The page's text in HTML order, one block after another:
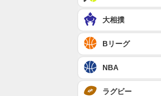
大相撲
Bリーグ
NBA
ラグビー